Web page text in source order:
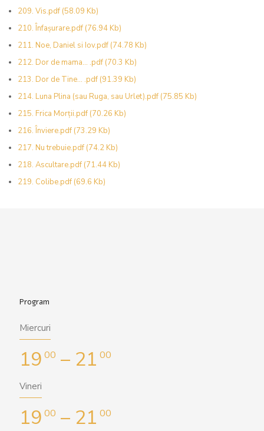
209. Vis.pdf (58.09 Kb)
210. Înfașurare.pdf (76.94 Kb)
211. Noe, Daniel si Iov.pdf (74.78 Kb)
212. Dor de mama... .pdf (70.3 Kb)
213. Dor de Tine... .pdf (91.39 Kb)
214. Luna Plina (sau Ruga, sau Urlet).pdf (75.85 Kb)
215. Frica Morții.pdf (70.26 Kb)
216. Înviere.pdf (73.29 Kb)
217. Nu trebuie.pdf (74.2 Kb)
218. Ascultare.pdf (71.44 Kb)
219. Colibe.pdf (69.6 Kb)
Program
Miercuri
19 00 – 21 00
Vineri
19 00 – 21 00